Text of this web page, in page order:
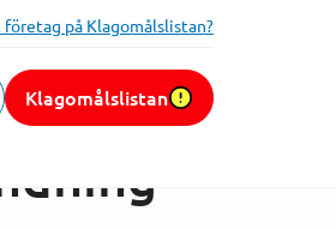
på Klagomålslistan?
Klagomålslistan
bättre